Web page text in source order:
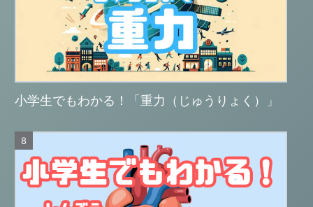
小学生でもわかる！「重力（じゅうりょく）」